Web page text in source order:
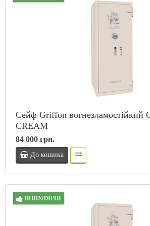
Сейф Griffon вогнезламостійкий
CREAM
84 000 грн.
До кошика
ПОПУЛЯРНІ